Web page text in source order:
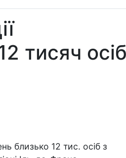
тисяч осіб
близько 12 тис. осіб з